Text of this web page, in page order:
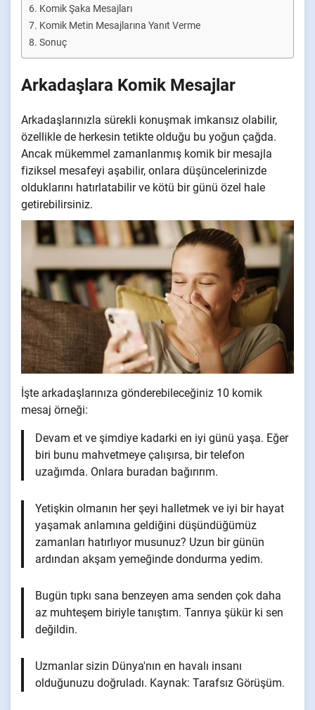
Komik Şaka Mesajları
Komik Metin Mesajlarına Yanıt Verme
Sonuç
Arkadaşlara Komik Mesajlar
Arkadaşlarınızla sürekli konuşmak imkansız olabilir,
özellikle de herkesin tetikte olduğu bu yoğun çağda.
Ancak mükemmel zamanlanmış komik bir mesajla
fiziksel mesafeyi aşabilir, onlara düşüncelerinizde
olduklarını hatırlatabilir ve kötü bir günü özel hale
getirebilirsiniz.
İşte arkadaşlarınıza gönderebileceğiniz 10 komik
mesaj örneği:
Devam et ve şimdiye kadarki en iyi günü yaşa. Eğer
biri bunu mahvetmeye çalışırsa, bir telefon
uzağımda. Onlara buradan bağırırım.
Yetişkin olmanın her şeyi halletmek ve iyi bir hayat
yaşamak anlamına geldiğini düşündüğümüz
zamanları hatırlıyor musunuz? Uzun bir günün
ardından akşam yemeğinde dondurma yedim.
Bugün tıpkı sana benzeyen ama senden çok daha
az muhteşem biriyle tanıştım. Tanrıya şükür ki sen
değildin.
Uzmanlar sizin Dünya'nın en havalı insanı
olduğunuzu doğruladı. Kaynak: Tarafsız Görüşüm.